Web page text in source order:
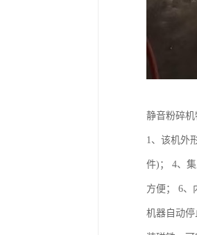
静音粉碎机
1、该机外
件)； 4、
方便； 6、
机器自动